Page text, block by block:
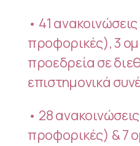
• 41 ανακοινώσεις
προφορικές), 3
προεδρεία σε
επιστημονικά
• 28
προφορικές) & 7